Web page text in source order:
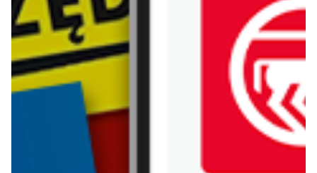
H&M
aktualna
Mom jeans
WIĘCEJ GAZETEK H&M